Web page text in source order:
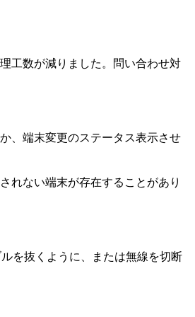
工数が減りました。問い合わせ対
、端末変更のステータス表示させ
れない端末が存在することがあり
を抜くように、または無線を切断